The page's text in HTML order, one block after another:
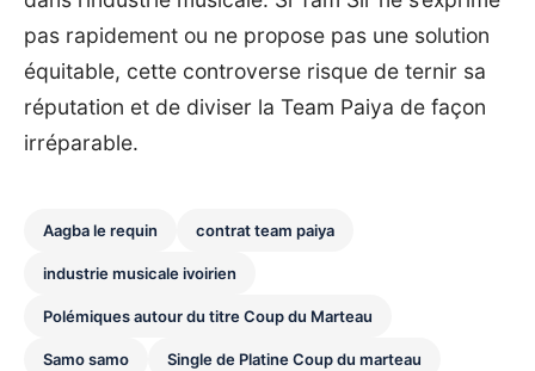
pas rapidement ou ne propose pas une solution
équitable, cette controverse risque de ternir sa
réputation et de diviser la Team Paiya de façon
irréparable.
Aagba le requin contrat team paiya
industrie musicale ivoirien
Polémiques autour du titre Coup du Marteau
Samo samo Single de Platine Coup du marteau